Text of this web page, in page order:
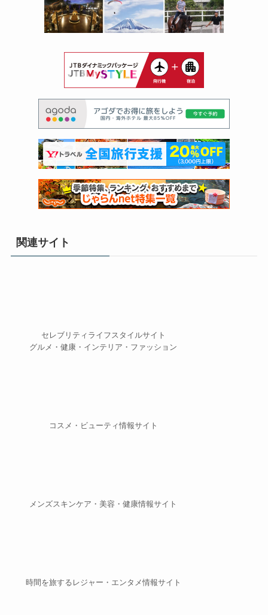
関連サイト
セレブリティライフスタイルサイト
グルメ・健康・インテリア・ファッション
コスメ・ビューティ情報サイト
メンズスキンケア・美容・健康情報サイト
時間を旅するレジャー・エンタメ情報サイト